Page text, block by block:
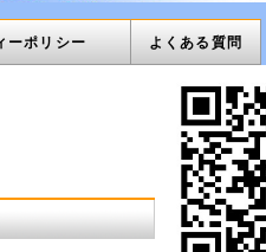
ーポリシー よくある質問